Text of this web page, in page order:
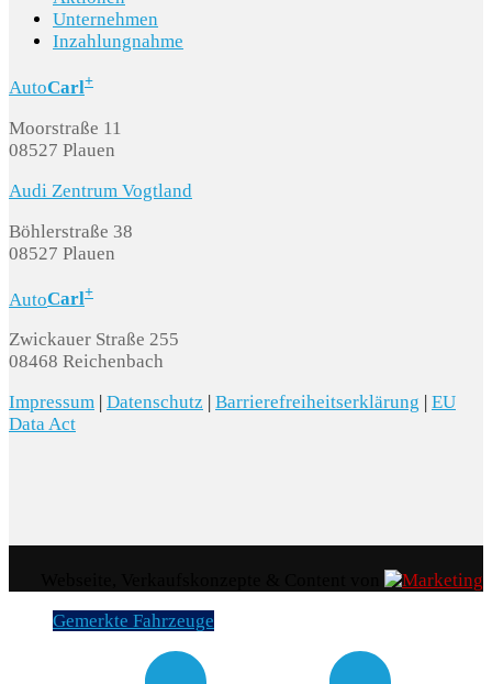
Unternehmen
Inzahlungnahme
AutoCarl+
Moorstraße 11
08527 Plauen
Audi Zentrum Vogtland
Böhlerstraße 38
08527 Plauen
AutoCarl+
Zwickauer Straße 255
08468 Reichenbach
Impressum Datenschutz Barrierefreiheitserklärung
EU
Data Act
Gemerkte Fahrzeuge